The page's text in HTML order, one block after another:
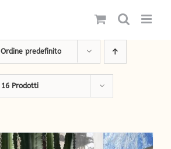
Ordine predefinito
16 Prodotti